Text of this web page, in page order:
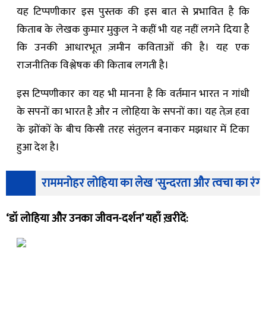
यह टिप्पणीकार इस पुस्तक की इस बात से प्रभावित है कि
किताब के लेखक कुमार मुकुल ने कहीं भी यह नहीं लगने दिया है
कि उनकी आधारभूत ज़मीन कविताओं की है। यह एक
राजनीतिक विश्लेषक की किताब लगती है।
इस टिप्पणीकार का यह भी मानना है कि वर्तमान भारत न गांधी
के सपनों का भारत है और न लोहिया के सपनों का। यह तेज़ हवा
के झोंकों के बीच किसी तरह संतुलन बनाकर मझधार में टिका
हुआ देश‌ है। ‌
राममनोहर लोहिया का लेख 'सुन्दरता और त्वचा का रंग'
‘डॉ लोहिया और उनका जीवन-दर्शन’ यहाँ ख़रीदें: